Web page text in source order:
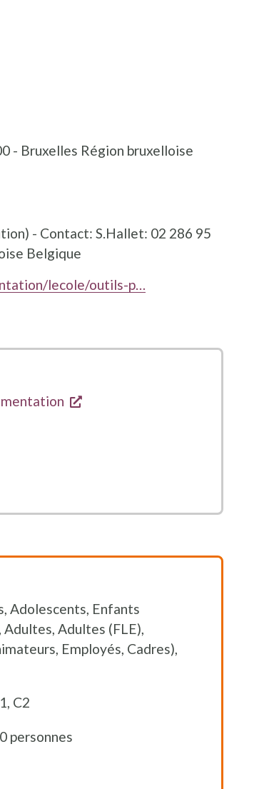
dans une nouvelle fenêtre
- Bruxelles Région bruxelloise
- Contact: S.Hallet: 02 286 95
Belgique
lecole/outils-p…
s'ouvre dans une nouvelle fenêtre
fenêtre
une nouvelle fenêtre
une nouvelle fenêtre
Adolescents, Enfants
Adultes, Adultes (FLE),
Employés, Cadres),
C2
personnes